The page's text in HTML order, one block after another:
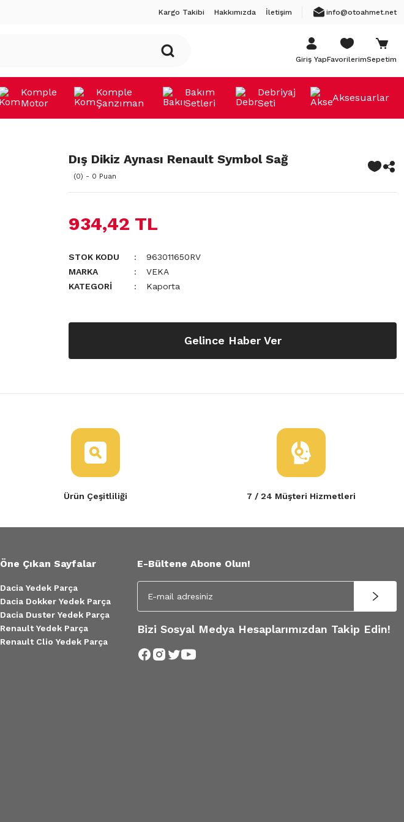
Kargo Takibi Hakkımızda İletişim info@otoahmet.net
Giriş YapFavorilerimSepetim
Komple
Motor
Komple
Şanzıman
Bakım
Setleri
Debriyaj
Seti
Aksesuarlar
Dış Dikiz Aynası Renault Symbol Sağ
(0) - 0 Puan
934,42 TL
STOK KODU
963011650RV
MARKA
VEKA
KATEGORI
Kaporta
Gelince Haber Ver
Ürün Çeşitliliği 7 / 24 Müşteri Hizmetleri
Öne Çıkan Sayfalar
Dacia Yedek Parça
Dacia Dokker Yedek Parça
Dacia Duster Yedek Parça
Renault Yedek Parça
Renault Clio Yedek Parça
E-Bültene Abone Olun!
Bizi Sosyal Medya Hesaplarımızdan Takip Edin!